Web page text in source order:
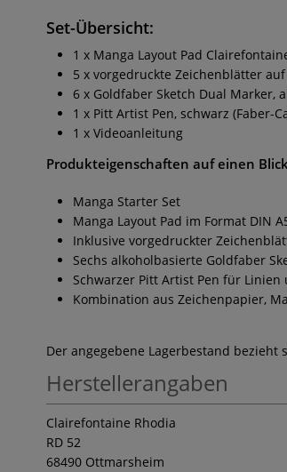
Set-Übersicht:
1 x Manga Layout Pad
5 x vorgedruckte Zeichenblätter
6 x Goldfaber Sketch Dual Marker,
1 x Pitt Artist Pen, schwarz (Faber-
1 x Videoanleitung
Produkteigenschaften auf einen
Manga Starter Set
Manga Layout Pad im Format DIN
Inklusive vorgedruckter
Sechs alkoholbasierte Goldfaber
Schwarzer Pitt Artist Pen für Linien
Kombination aus Zeichenpapier,
Der angegebene Lagerbestand
Herstellerangaben
Clairefontaine Rhodia
RD 52
68490 Ottmarsheim